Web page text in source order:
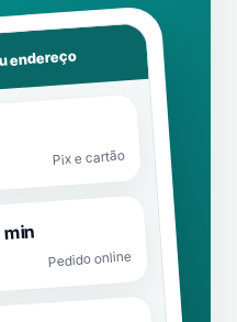
endereço
Pix e cartão
Pedido online